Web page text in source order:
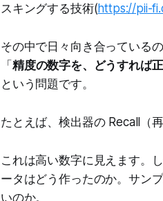
スキングする技術(https://pii-
その中で日々向き合っているの
「精度の数字を、どうすれば
という問題です。
たとえば、検出器の Recall（
これは高い数字に見えます。
ータはどう作ったのか。サン
いのか。